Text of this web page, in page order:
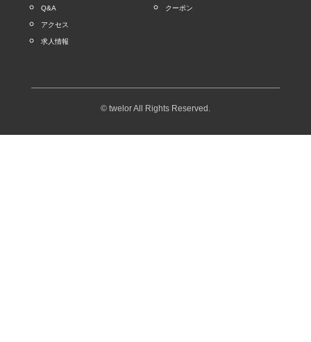
Q&A
アクセス
求人情報
クーポン
© twelor All Rights Reserved.